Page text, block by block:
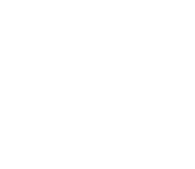
zabawki, zegarki, a nawet
baterii może wpłynąć na
oraz koszty eksploatacji.
bat ...